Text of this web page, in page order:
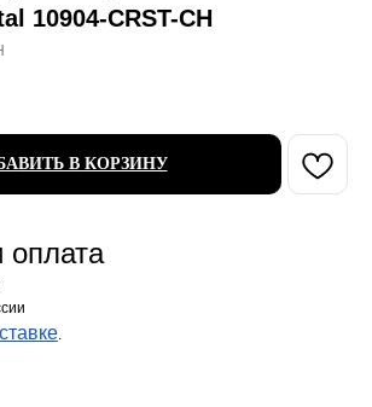
10904-CRST-CH
В КОРЗИНУ
оплата
.